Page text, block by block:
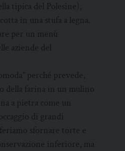
tipica del Polesine),
in una stufa a legna.
per un menù
aziende del
perché prevede,
della farina in un mulino
a pietra come un
di grandi
sfornare torte e
inferiore, ma